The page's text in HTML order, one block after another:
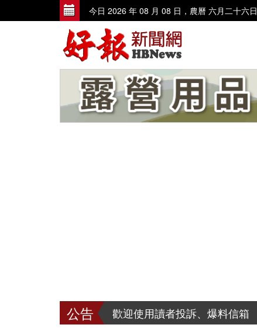
今日 2026 年 08 月 08 日，農曆 六月二十六日
歡迎使用讀者投訴、爆料信箱